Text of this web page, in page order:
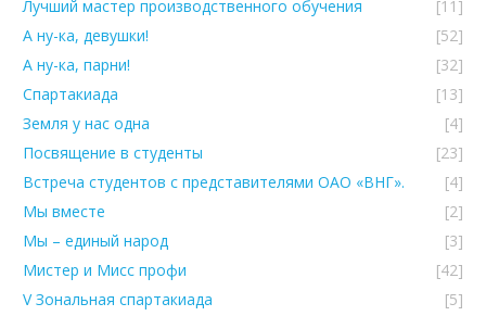
Лучший мастер производственного обучения
[11]
А ну-ка, девушки!
[52]
А ну-ка, парни!
[32]
Спартакиада
[13]
Земля у нас одна
[4]
Посвящение в студенты
[23]
Встреча студентов с представителями ОАО «ВНГ».
[4]
Мы вместе
[2]
Мы – единый народ
[3]
Мистер и Мисс профи
[42]
V Зональная спартакиада
[5]